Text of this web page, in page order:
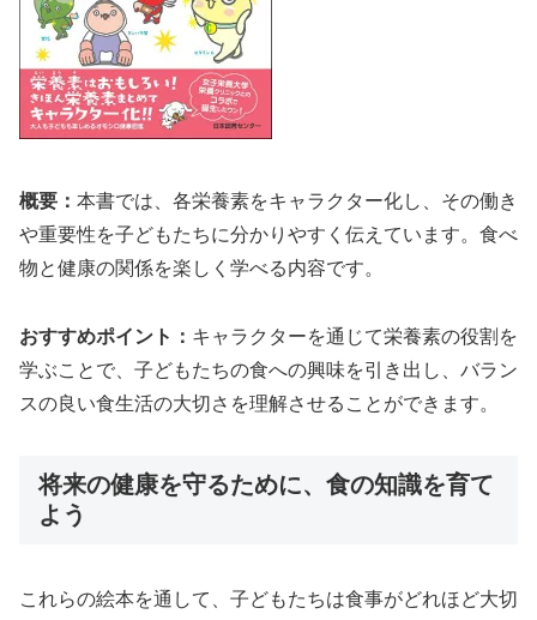
概要： 本書では、各栄養素をキャラクター化し、その働き
や重要性を子どもたちに分かりやすく伝えています。食べ
物と健康の関係を楽しく学べる内容です。
おすすめポイント： キャラクターを通じて栄養素の役割を
学ぶことで、子どもたちの食への興味を引き出し、バラン
スの良い食生活の大切さを理解させることができます。
将来の健康を守るために、食の知識を育て
よう
これらの絵本を通して、子どもたちは食事がどれほど大切